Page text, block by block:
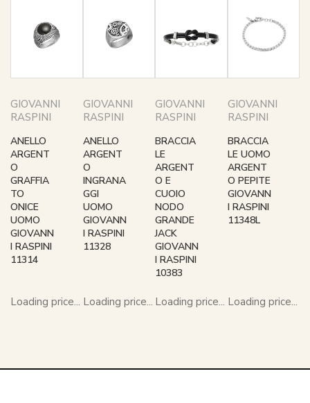
GIOVANNI
RASPINI
ANELLO
ARGENT
O
GRAFFIA
TO
ONICE
UOMO
GIOVANN
I RASPINI
11314
Loading price...
GIOVANNI
RASPINI
ANELLO
ARGENT
O
INGRANA
GGI
UOMO
GIOVANN
I RASPINI
11328
Loading price...
GIOVANNI
RASPINI
BRACCIA
LE
ARGENT
O E
CUOIO
NODO
GRANDE
JACK
GIOVANN
I RASPINI
10383
Loading price...
GIOVANNI
RASPINI
BRACCIA
LE UOMO
ARGENT
O PEPITE
GIOVANN
I RASPINI
11348L
Loading price...